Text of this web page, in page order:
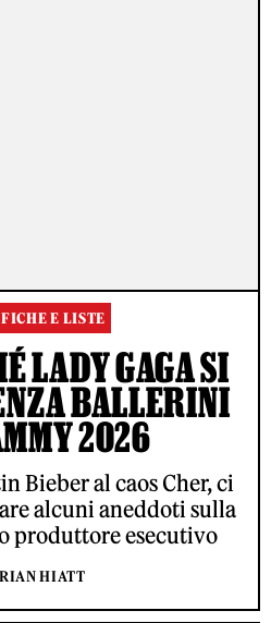
E LISTE
LADY GAGA SI
BALLERINI
2026
Bieber al caos Cher, ci
alcuni aneddoti sulla
produttore esecutivo
HIATT